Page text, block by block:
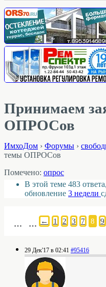
Принимаем
ОПРОСов
ИмхоДом › Форумы ›
темы ОПРОСов
Помечено: опрос
В этой теме 483
обновление 3 недели
← 1 2 3
… 7 8 9
…
29 Дек'17 в 02:41 #95416